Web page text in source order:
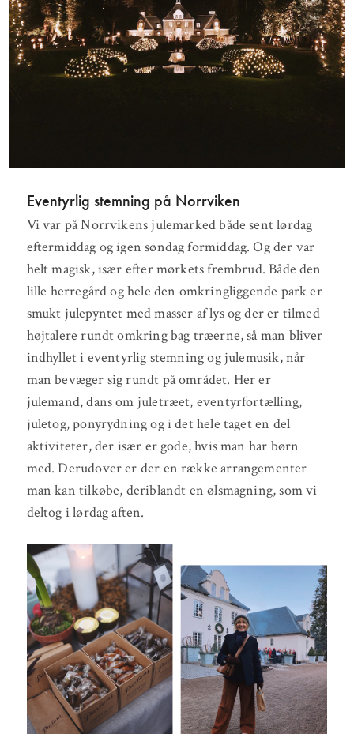
Eventyrlig stemning på Norrviken
Vi var på Norrvikens julemarked både sent lørdag
eftermiddag og igen søndag formiddag. Og der var
helt magisk, især efter mørkets frembrud. Både den
lille herregård og hele den omkringliggende park er
smukt julepyntet med masser af lys og der er tilmed
højtalere rundt omkring bag træerne, så man bliver
indhyllet i eventyrlig stemning og julemusik, når
man bevæger sig rundt på området. Her er
julemand, dans om juletræet, eventyrfortælling,
juletog, ponyrydning og i det hele taget en del
aktiviteter, der især er gode, hvis man har børn
med. Derudover er der en række arrangementer
man kan tilkøbe, deriblandt en ølsmagning, som vi
deltog i lørdag aften.